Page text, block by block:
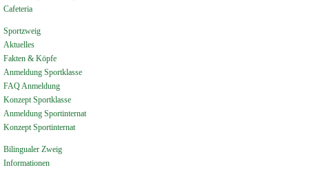
Cafeteria
Sportzweig
Aktuelles
Fakten & Köpfe
Anmeldung Sportklasse
FAQ Anmeldung
Konzept Sportklasse
Anmeldung Sportinternat
Konzept Sportinternat
Bilingualer Zweig
Informationen